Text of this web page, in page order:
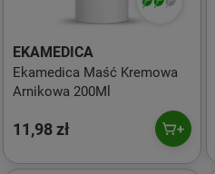
EKAMEDICA
Ekamedica Maść Kremowa
Arnikowa 200Ml
11,98 zł